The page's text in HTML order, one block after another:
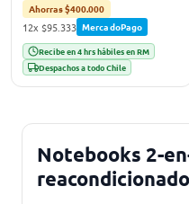
Ahorras $400.000
12x $95.333 MercadoPago
Recibe en 4 hrs hábiles en RM
Despachos a todo Chile
Notebooks 2-